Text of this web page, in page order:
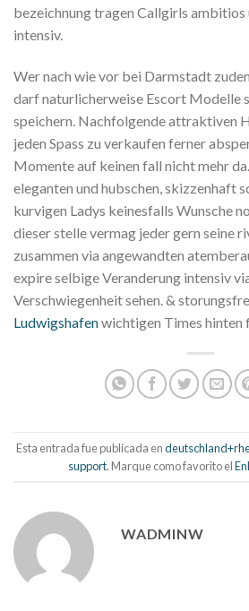
bezeichnung tragen Callgirls ambitios
intensiv.
Wer nach wie vor bei Darmstadt
darf naturlicherweise Escort Modelle
speichern. Nachfolgende attraktiven
jeden Spass zu verkaufen ferner
Momente auf keinen fall nicht mehr
eleganten und hubschen, skizzenhaft
kurvigen Ladys keinesfalls Wunsche
dieser stelle vermag jeder gern seine
zusammen via angewandten
expire selbige Veranderung intensiv
Verschwiegenheit sehen. &
Ludwigshafenwichtigen Times hinten
Esta entrada fue publicada en
support. Marque como favorito el
WADMINW